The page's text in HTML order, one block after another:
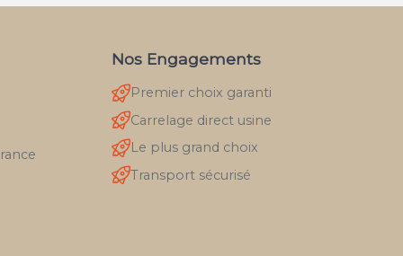
Nos Engagements
Premier choix garanti
Carrelage direct usine
Le plus grand choix
Transport sécurisé